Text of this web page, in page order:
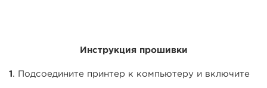
Инструкция прошивки
1 . Подсоедините принтер к компьютеру и включите